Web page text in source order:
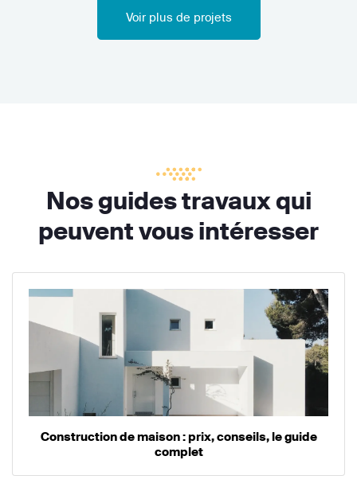
Voir plus de projets
Nos guides travaux qui
peuvent vous intéresser
Construction de maison : prix, conseils, le guide
complet